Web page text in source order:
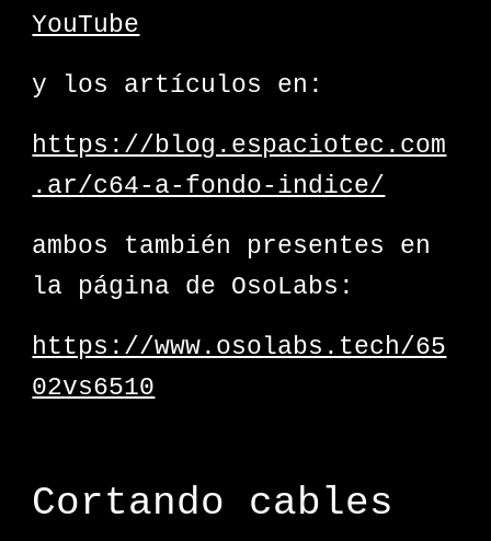
YouTube
y los artículos en:
https://blog.espaciotec.com
.ar/c64-a-fondo-indice/
ambos también presentes en
la página de OsoLabs:
https://www.osolabs.tech/65
02vs6510
Cortando cables